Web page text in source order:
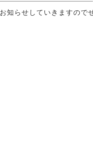
知らせしていきますので